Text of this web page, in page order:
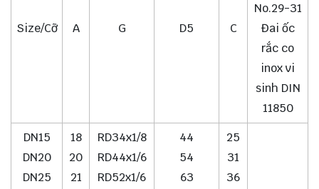
Size/Cỡ A G D5 C
No.29-31
Đai ốc
rắc co
inox vi
sinh DIN
11850
DN15
DN20
DN25
18
20
21
RD34x1/8
RD44x1/6
RD52x1/6
44
54
63
25
31
36